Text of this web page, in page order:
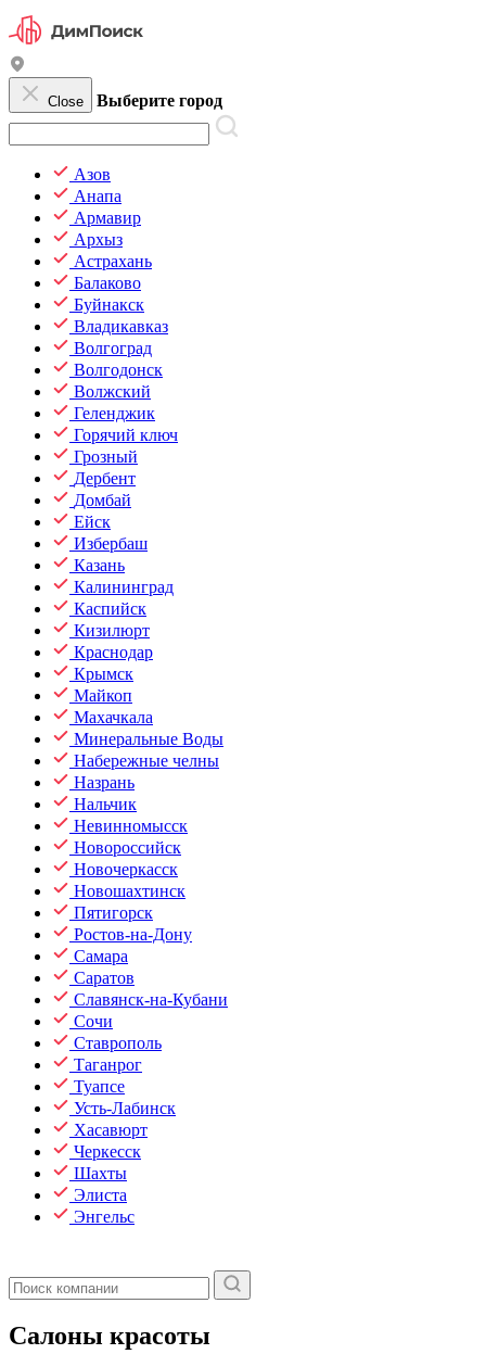
Close Выберите город
Азов
Анапа
Армавир
Архыз
Астрахань
Балаково
Буйнакск
Владикавказ
Волгоград
Волгодонск
Волжский
Геленджик
Горячий ключ
Грозный
Дербент
Домбай
Ейск
Избербаш
Казань
Калининград
Каспийск
Кизилюрт
Краснодар
Крымск
Майкоп
Махачкала
Минеральные Воды
Набережные челны
Назрань
Нальчик
Невинномысск
Новороссийск
Новочеркасск
Новошахтинск
Пятигорск
Ростов-на-Дону
Самара
Саратов
Славянск-на-Кубани
Сочи
Ставрополь
Таганрог
Туапсе
Усть-Лабинск
Хасавюрт
Черкесск
Шахты
Элиста
Энгельс
Салоны красоты